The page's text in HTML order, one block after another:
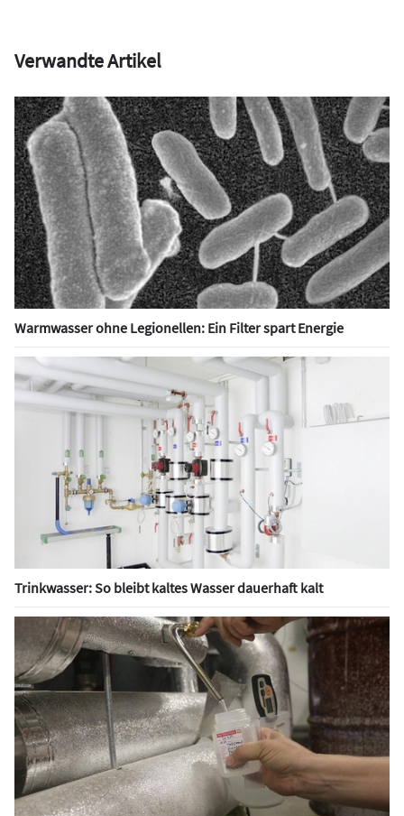
Verwandte Artikel
Warmwasser ohne Legionellen: Ein Filter spart Energie
Trinkwasser: So bleibt kaltes Wasser dauerhaft kalt